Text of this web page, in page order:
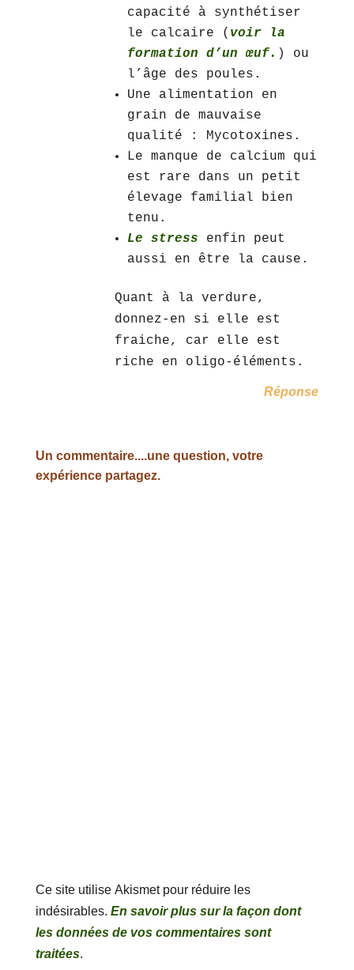
capacité à synthétiser
le calcaire ( voir la
formation d’un œuf. ) ou
l’âge des poules.
Une alimentation en
grain de mauvaise
qualité : Mycotoxines.
Le manque de calcium qui
est rare dans un petit
élevage familial bien
tenu.
Le stress
enfin peut
aussi en être la cause.
Quant à la verdure,
donnez-en si elle est
fraiche, car elle est
riche en oligo-éléments.
Réponse
Un commentaire....une question, votre
expérience partagez.
Ce site utilise Akismet pour réduire les
indésirables. En savoir plus sur la façon dont
les données de vos commentaires sont
traitées.